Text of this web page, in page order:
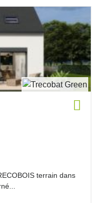
terrain dans